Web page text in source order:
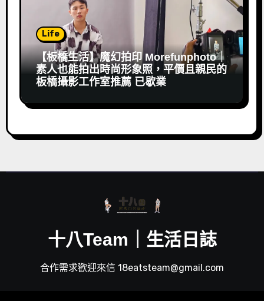
Life
【板橋生活】魔幻拍印 Morefunphoto｜
素人也能拍出時尚形象照，平價且親民的
板橋攝影工作室推薦 已歇業
十八Team｜生活日誌
合作需求歡迎來信 18eatsteam@gmail.com